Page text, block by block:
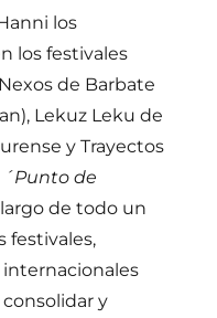
los
los festivales
de Barbate
Lekuz Leku de
y Trayectos
´Punto de
de todo un
festivales,
consolidar y